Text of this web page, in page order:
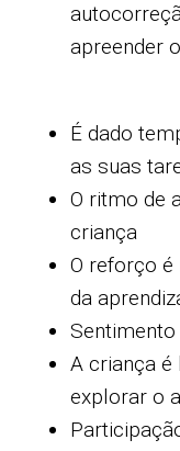
apreender
É dado
as suas
O ritmo de
criança
O reforço é
da
A criança
explorar o